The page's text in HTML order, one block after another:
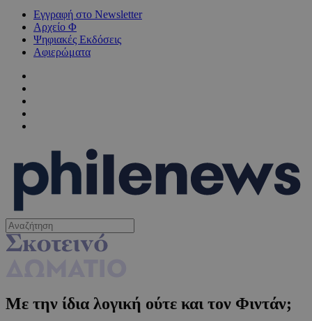
Εγγραφή στο Newsletter
Αρχείο Φ
Ψηφιακές Εκδόσεις
Αφιερώματα
Με την ίδια λογική ούτε και τον Φιντάν;